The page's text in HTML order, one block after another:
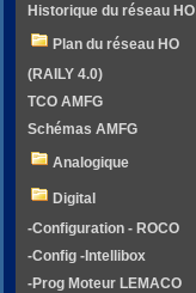
Historique du réseau HO
Plan du réseau HO
(RAILY 4.0)
TCO AMFG
Schémas AMFG
Analogique
Digital
-Configuration - ROCO
-Config -Intellibox
-Prog Moteur LEMACO